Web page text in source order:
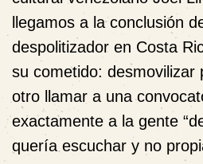
llegamos a la conclusión
despolitizador en Costa
su cometido: desmovilizar
otro llamar a una
exactamente a la gente
quería escuchar y no